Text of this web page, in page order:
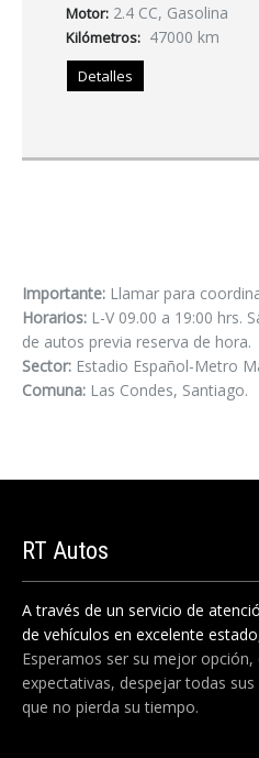
Motor: 2.4 CC, Gasolina
Kilómetros: 47000 km
Detalles
Importante: Llamar para
Horarios: L-V 09.00 a 19:00 hrs.
de autos previa reserva de hora.
Sector: Estadio Español-Metro
Comuna: Las Condes, Santiago.
RT Autos
A través de un servicio de
de vehículos en excelente
Esperamos ser su mejor opción,
expectativas, despejar todas
que no pierda su tiempo.